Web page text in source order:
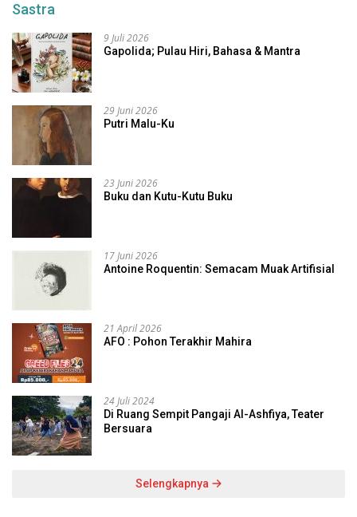
Sastra
9 Juli 2026
Gapolida; Pulau Hiri, Bahasa & Mantra
29 Juni 2026
Putri Malu-Ku
23 Juni 2026
Buku dan Kutu-Kutu Buku
17 Juni 2026
Antoine Roquentin: Semacam Muak Artifisial
21 April 2026
AFO : Pohon Terakhir Mahira
24 Juli 2024
Di Ruang Sempit Pangaji Al-Ashfiya, Teater
Bersuara
Selengkapnya